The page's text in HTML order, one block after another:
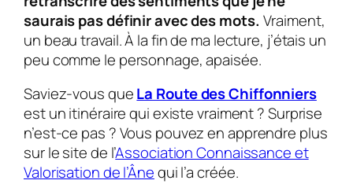
saurais pas définir avec des mots. Vraiment,
un beau travail. À la fin de ma lecture, j’étais un
peu comme le personnage, apaisée.
Saviez-vous queLa Route des Chiffonniers
est un itinéraire qui existe vraiment ? Surprise
n’est-ce pas ? Vous pouvez en apprendre plus
sur le site de l’Association Connaissance et
Valorisation de l’Ânequi l’a créée.